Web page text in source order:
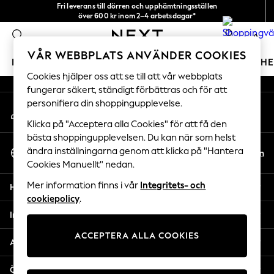
Fri leverans till dörren och upphämtningsställen
över 600 kr inom 2–4 arbetsdagar*
0
FLICKOR POJKAR BABY DAMER HERRAR
GIRLS
New In
50 - 92cm
98 - 110cm
116 - 134cm
140 - 174cm
Trending: Top & Short Sets
Trending: Clogs
All Clothing
Coats & Jackets
Sweatshirts & Hoodies
An error occurred on client
Våra sociala nätverk
Mitt konto
Logga in på ditt konto
Välj Språk
Svenska
Sv En
Hjälp
Integritet & Juridik
Avdelningar
Övriga tjänster
VÅR WEBBPLATS ANVÄNDER COOKIES
Cookies hjälper oss att se till att vår webbplats
fungerar säkert, ständigt förbättras och för att
personifiera din shoppingupplevelse.
Klicka på "Acceptera alla Cookies" för att få den
bästa shoppingupplevelsen. Du kan när som helst
ändra inställningarna genom att klicka på "Hantera
Cookies Manuellt" nedan.
Mer information finns i vår Integritets- och
cookiepolicy.
ACCEPTERA ALLA COOKIES